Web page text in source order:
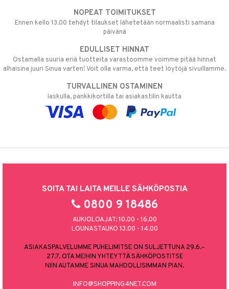
NOPEAT TOIMITUKSET
Ennen kello 13.00 tehdyt tilaukset lähetetään normaalisti samana
päivänä
EDULLISET HINNAT
Ostamalla suuria eriä tuotteita varastoomme voimme pitää hinnat
alhaisina juuri Sinua varten! Voit olla varma, että teet löytöjä sivuillamme.
TURVALLINEN OSTAMINEN
laskulla, pankkikortilla tai asiakastilin kautta
SOITA TAI LAITA MEILLE SÄHKÖPOSTIA
0800 9 18486
AUKIOLOAJAT: 10.00 - 16.00
LOUNASTAUKO 13.00 - 14.00
ASIAKASPALVELUMME PUHELIMITSE ON SULJETTUNA 29.6.–
27.7. OTA MEIHIN YHTEYTTÄ SÄHKÖPOSTITSE
NIIN AUTAMME SINUA MAHDOLLISIMMAN PIAN.
INFO@SHOPPING4NET.COM